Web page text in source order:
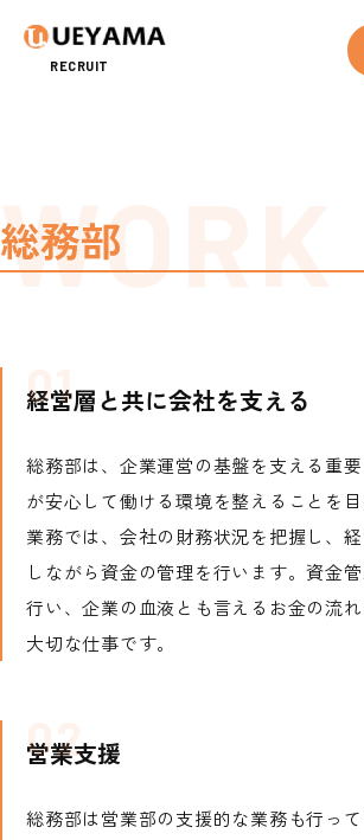
RECRUIT
総務部
経営層と共に会社を支える
総務部は、企業運営の基盤を支える重
が安心して働ける環境を整えることを
業務では、会社の財務状況を把握し、
しながら資金の管理を行います。資金
行い、企業の血液とも言えるお金の流
大切な仕事です。
営業支援
総務部は営業部の支援的な業務も行っ